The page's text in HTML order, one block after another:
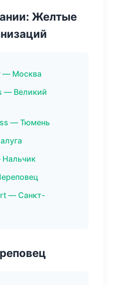
Желтые
— Москва
— Великий
— Тюмень
Нальчик
— Санкт-